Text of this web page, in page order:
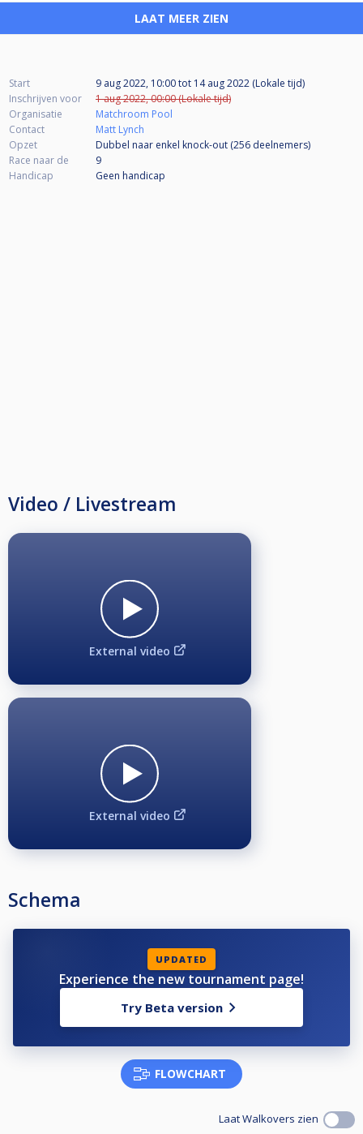
LAAT MEER ZIEN
Start 9 aug 2022, 10:00tot 14 aug 2022 (Lokale tijd)
Inschrijven voor
1 aug 2022, 00:00 (Lokale tijd)
Organisatie
Matchroom Pool
Contact
Matt Lynch
Opzet
Dubbel naar enkel knock-out (256 deelnemers)
Race naar de
9
Handicap
Geen handicap
Video / Livestream
External video
External video
Schema
UPDATED
Experience the new tournament page!
Try Beta version
FLOWCHART
Laat Walkovers zien